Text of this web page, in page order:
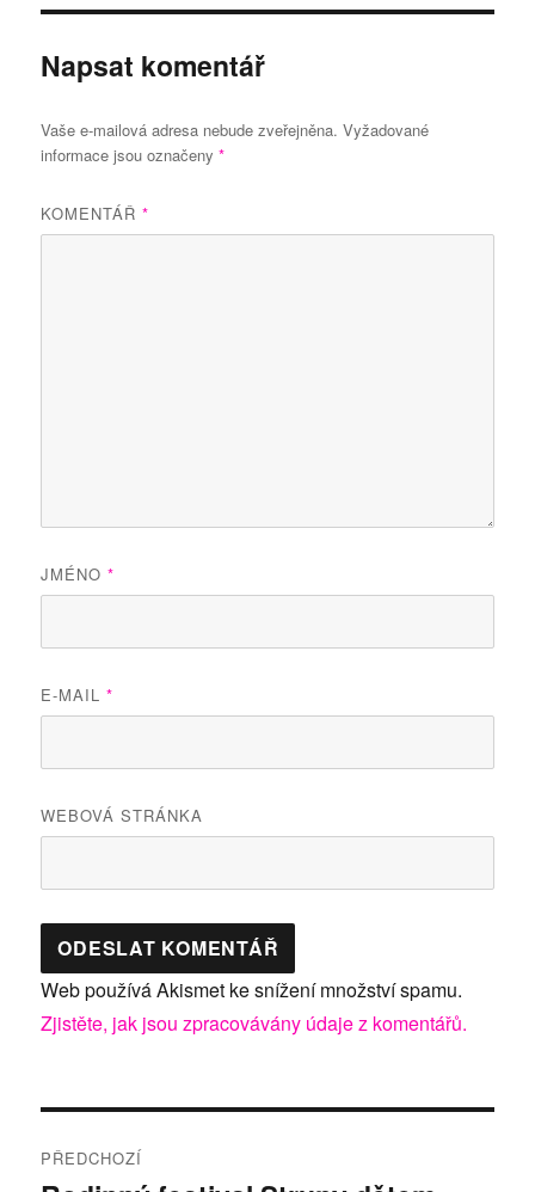
Napsat komentář
Vaše e-mailová adresa nebude zveřejněna. Vyžadované
informace jsou označeny*
KOMENTÁŘ*
JMÉNO*
E-MAIL*
WEBOVÁ STRÁNKA
Web používá Akismet ke snížení množství spamu.
Zjistěte, jak jsou zpracovávány údaje z komentářů.
PŘEDCHOZÍ